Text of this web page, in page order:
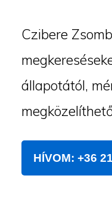
Czibere
állapotától,
HÍVOM: +36